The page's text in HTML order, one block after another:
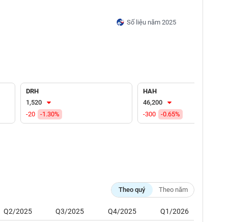
Số liệu năm 2025
DRH
1,520
-20
-1.30%
HAH
46,200
-300
-0.65%
Theo quý Theo năm
Q2/2025 Q3/2025 Q4/2025 Q1/2026